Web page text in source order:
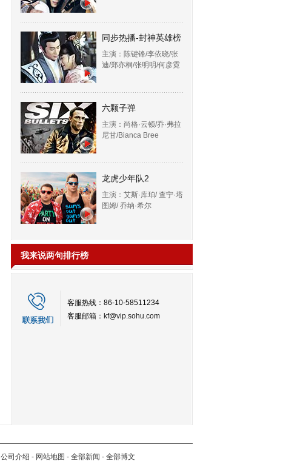
同步热播-封神英雄榜
主演：陈键锋/李依晓/张
迪/郑亦桐/张明明/何彦霓
六颗子弹
主演：尚格·云顿/乔·弗拉
尼甘/Bianca Bree
龙虎少年队2
主演：艾斯·库珀/ 查宁·塔
图姆/ 乔纳·希尔
我来说两句排行榜
客服热线：86-10-58511234
客服邮箱： kf@vip.sohu.com
公司介绍 - 网站地图 - 全部新闻 - 全部博文